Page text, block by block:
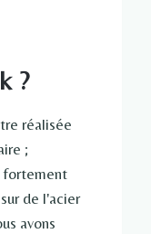
?
réalisée
;
fortement
de l'acier
avons